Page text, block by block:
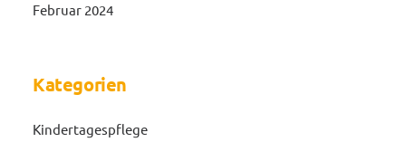
Februar 2024
Kategorien
Kindertagespflege